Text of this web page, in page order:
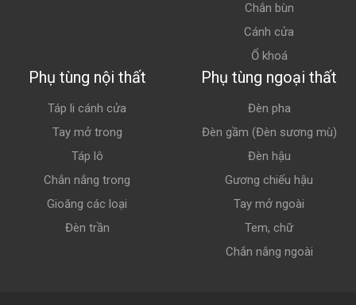
Chắn bùn
Cánh cửa
Ổ khoá
Phụ tùng nội thất
Táp li cánh cửa
Tay mở trong
Táp lô
Chắn nắng trong
Gioăng các loại
Đèn trần
Phụ tùng ngoại thất
Đèn pha
Đèn gầm (Đèn sương mù)
Đèn hậu
Gương chiếu hậu
Tay mở ngoài
Tem, chữ
Chắn nắng ngoài